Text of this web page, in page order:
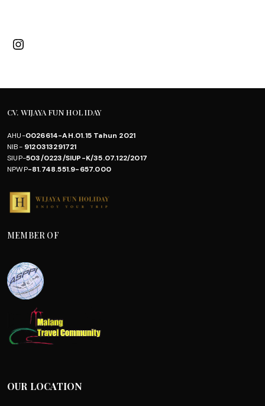
Instagram
CV. WIJAYA FUN HOLIDAY
AHU-0026614-AH.01.15 Tahun 2021
NIB-9120313291721
SIUP-503/0223/SIUP-K/35.07.122/2017
NPWP-81.748.551.9-657.000
MEMBER OF
OUR LOCATION